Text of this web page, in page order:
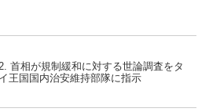
2. 首相が規制緩和に対する世論調査をタ
イ王国国内治安維持部隊に指示